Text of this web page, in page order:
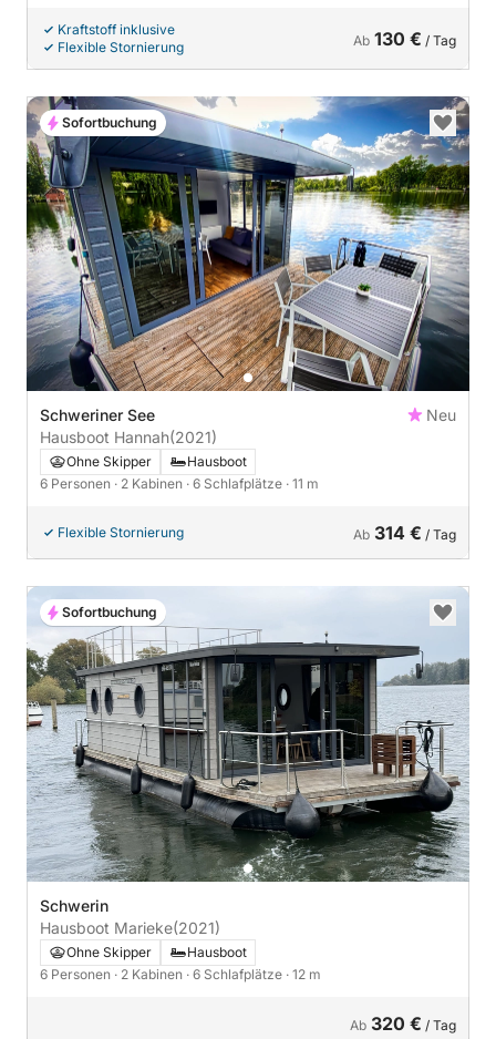
Kraftstoff inklusive
Flexible Stornierung
Ab 130 € / Tag
Schweriner See
Neu
Hausboot Hannah(2021)
Ohne Skipper
Hausboot
6 Personen · 2 Kabinen · 6 Schlafplätze · 11 m
Flexible Stornierung Ab 314 € / Tag
Sofortbuchung
Schwerin
Hausboot Marieke(2021)
Ohne Skipper
Hausboot
6 Personen · 2 Kabinen · 6 Schlafplätze · 12 m
Ab 320 € / Tag
Sofortbuchung